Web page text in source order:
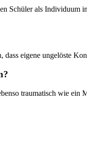
Schüler als Individuum
eigene ungelöste
traumatisch wie ein